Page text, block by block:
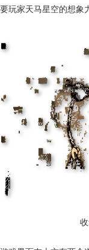
要玩家天马星空的想象